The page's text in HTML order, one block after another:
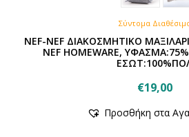
Σύντομα
NEF-NEF ΔΙΑΚΟΣΜΗΤΙΚΟ
NEF HOMEWARE,
€19,00
Προσθήκη στα